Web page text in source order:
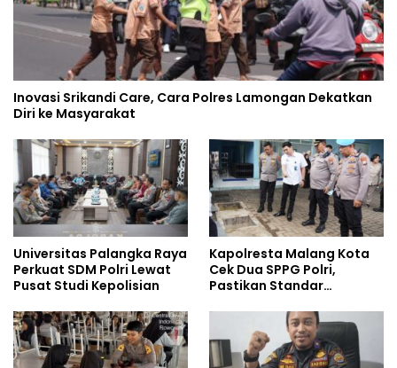
Inovasi Srikandi Care, Cara Polres Lamongan Dekatkan
Diri ke Masyarakat
Universitas Palangka Raya
Perkuat SDM Polri Lewat
Pusat Studi Kepolisian
Kapolresta Malang Kota
Cek Dua SPPG Polri,
Pastikan Standar
Pengelolaan Limbah
Berjalan Optimal